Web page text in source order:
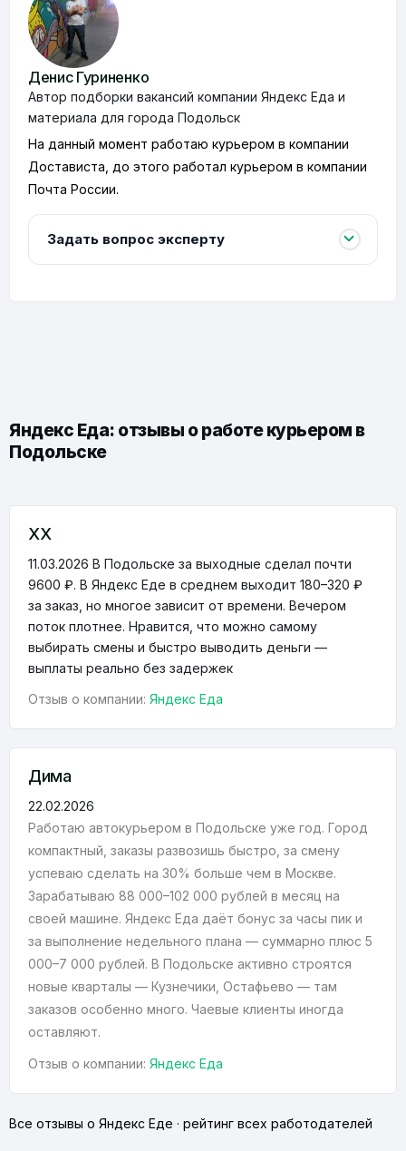
Денис Гуриненко
Автор подборки вакансий компании Яндекс Еда и
материала для города Подольск
На данный момент работаю курьером в компании
Достависта, до этого работал курьером в компании
Почта России.
Задать вопрос эксперту
Яндекс Еда: отзывы о работе курьером в
Подольске
XX
11.03.2026 В Подольске за выходные сделал почти
9600 ₽. В Яндекс Еде в среднем выходит 180–320 ₽
за заказ, но многое зависит от времени. Вечером
поток плотнее. Нравится, что можно самому
выбирать смены и быстро выводить деньги —
выплаты реально без задержек
Отзыв о компании: Яндекс Еда
Дима
22.02.2026
Работаю автокурьером в Подольске уже год. Город
компактный, заказы развозишь быстро, за смену
успеваю сделать на 30% больше чем в Москве.
Зарабатываю 88 000–102 000 рублей в месяц на
своей машине. Яндекс Еда даёт бонус за часы пик и
за выполнение недельного плана — суммарно плюс 5
000–7 000 рублей. В Подольске активно строятся
новые кварталы — Кузнечики, Остафьево — там
заказов особенно много. Чаевые клиенты иногда
оставляют.
Отзыв о компании: Яндекс Еда
Все отзывы о Яндекс Еде · рейтинг всех работодателей